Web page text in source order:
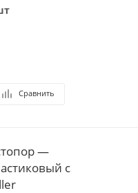
Сравнить
—
с